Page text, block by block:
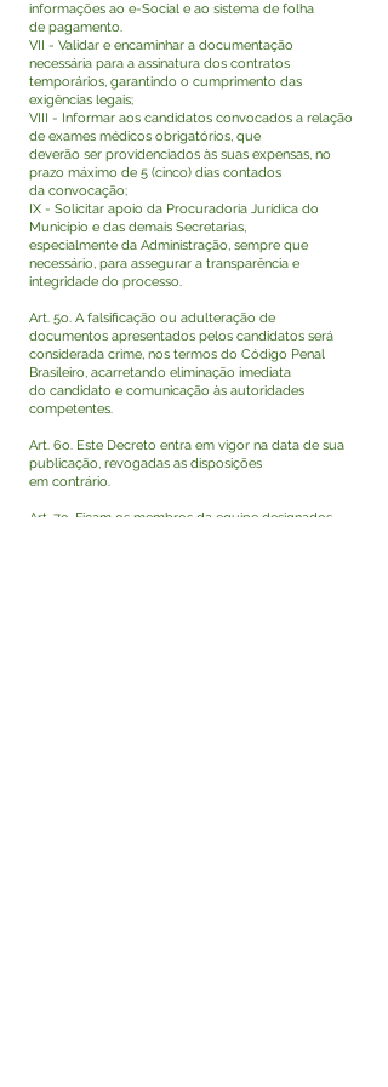
informações ao e-Social e ao sistema de folha
de pagamento.
VII - Validar e encaminhar a documentação
necessária para a assinatura dos contratos
temporários, garantindo o cumprimento das
exigências legais;
VIII - Informar aos candidatos convocados a relação
de exames médicos obrigatórios, que
deverão ser providenciados às suas expensas, no
prazo máximo de 5 (cinco) dias contados
da convocação;
IX - Solicitar apoio da Procuradoria Jurídica do
Município e das demais Secretarias,
especialmente da Administração, sempre que
necessário, para assegurar a transparência e
integridade do processo.
Art. 5o. A falsificação ou adulteração de
documentos apresentados pelos candidatos será
considerada crime, nos termos do Código Penal
Brasileiro, acarretando eliminação imediata
do candidato e comunicação às autoridades
competentes.
Art. 6o. Este Decreto entra em vigor na data de sua
publicação, revogadas as disposições
em contrário.
Art. 7o. Ficam os membros da equipe designados